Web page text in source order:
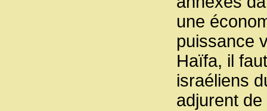
une
puissance
Haïfa, il
israéliens
adjurent